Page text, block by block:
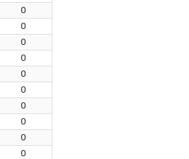
0
0
0
0
0
0
0
0
0
0